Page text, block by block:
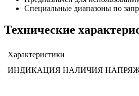
Специальные диапазоны по
Технические
Характеристики
ИНДИКАЦИЯ НАЛИЧИЯ